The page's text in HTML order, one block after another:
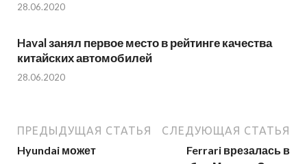
28.06.2020
Haval занял первое место в рейтинге качества
китайских автомобилей
28.06.2020
ПРЕДЫДУЩАЯ СТАТЬЯ
Hyundai может
СЛЕДУЮЩАЯ СТАТЬЯ
Ferrari врезалась в